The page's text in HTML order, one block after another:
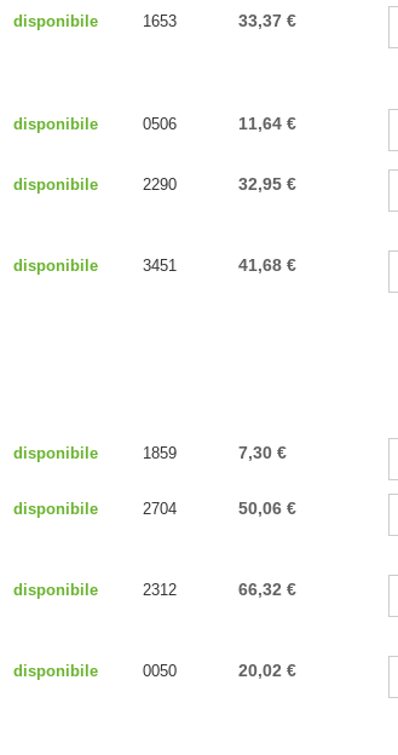
disponibile 1653 33,37 €
disponibile 0506 11,64 €
disponibile 2290 32,95 €
disponibile 3451 41,68 €
disponibile 1859 7,30 €
disponibile 2704 50,06 €
disponibile 2312 66,32 €
disponibile 0050 20,02 €